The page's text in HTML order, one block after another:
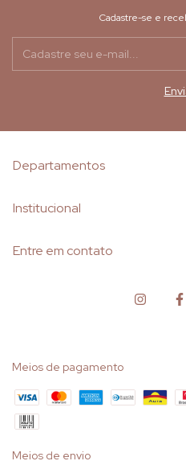
Cadastre-se e
Departamentos
Institucional
Entre em contato
Meios de pagamento
Meios de envio